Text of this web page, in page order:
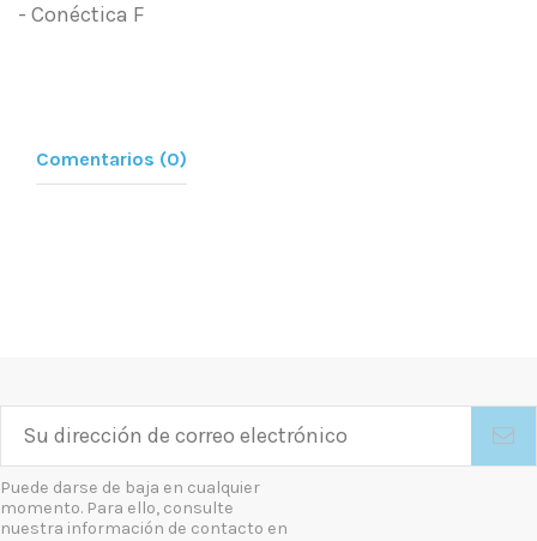
- Conéctica F
Comentarios (0)
Puede darse de baja en cualquier
momento. Para ello, consulte
nuestra información de contacto en